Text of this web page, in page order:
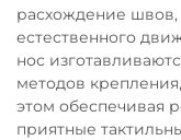
расхождение швов,
естественного
нос
методов
этом обеспечивая
приятные